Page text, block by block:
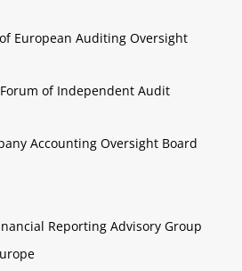
European Auditing Oversight
of Independent Audit
Accounting Oversight Board
Reporting Advisory Group